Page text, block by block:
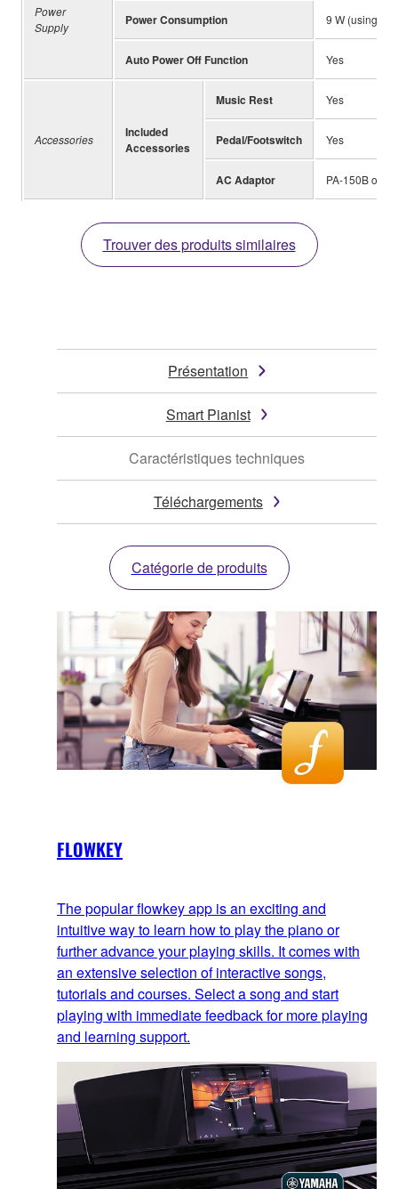
Power
Supply
Power Consumption 9 W (using
Auto Power Off Function Yes
Accessories
Included
Accessories
Music Rest Yes
Pedal/Footswitch Yes
AC Adaptor PA-150B or
Trouver des produits similaires
Présentation
Smart Pianist
Caractéristiques techniques
Téléchargements
Catégorie de produits
FLOWKEY
The popular flowkey app is an exciting and
intuitive way to learn how to play the piano or
further advance your playing skills. It comes with
an extensive selection of interactive songs,
tutorials and courses. Select a song and start
playing with immediate feedback for more playing
and learning support.